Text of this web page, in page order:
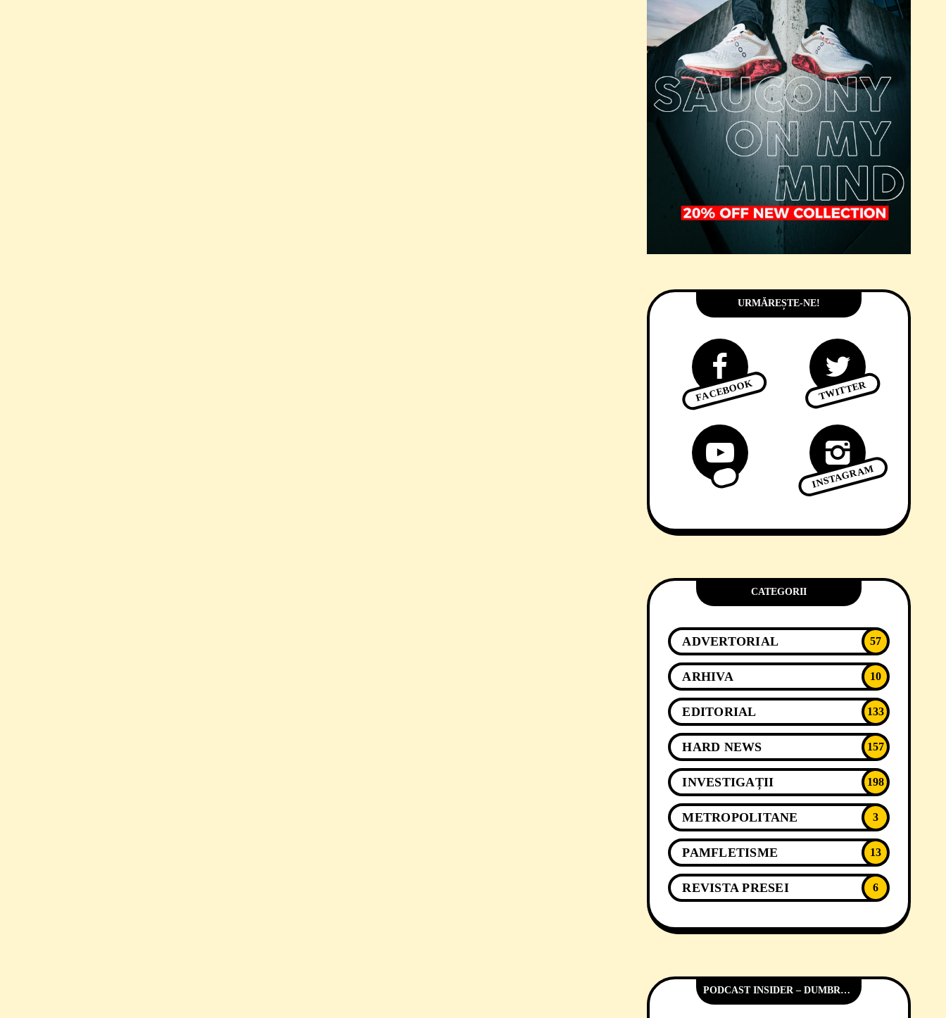
URMĂREȘTE-NE!
FACEBOOK TWITTER
INSTAGRAM
CATEGORII
ADVERTORIAL 57
ARHIVA 10
EDITORIAL 133
HARD NEWS 157
INVESTIGAȚII 198
METROPOLITANE 3
PAMFLETISME 13
REVISTA PRESEI 6
PODCAST INSIDER – DUMBRĂVIȚA